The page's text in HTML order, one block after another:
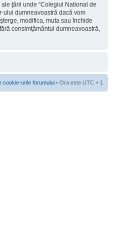
ţării unde “Colegiul National de
ului dumneavoastră dacă vom
modifica, muta sau închide
consimţământul dumneavoastră,
cookie-urile forumului • Ora este UTC + 1